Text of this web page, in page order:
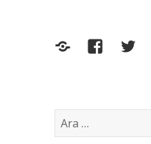
Yelp Facebook
Arama: